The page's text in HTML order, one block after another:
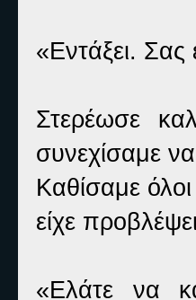
«Εντάξει.
Στερέωσε
συνεχίσαμε
Καθίσαμε
είχε
«Ελάτε να